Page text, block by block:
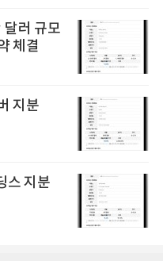
달러 규모
체결
지분
스 지분